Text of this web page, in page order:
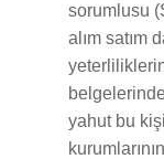
sorumlusu
alım satım
yahut bu